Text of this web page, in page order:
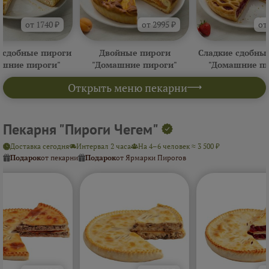
Открыть меню пекарни
от 1740 ₽
пироги
пироги"
от 2995 ₽
Двойные пироги
"Домашние пироги"
от
Сладкие
"Домашние
Пекарня "Пироги Чегем"
Доставка сегодня Интервал 2 часа
На 4–6 человек ≈ 3 500 ₽
Подарокот пекарни Подарокот Ярмарки Пирогов